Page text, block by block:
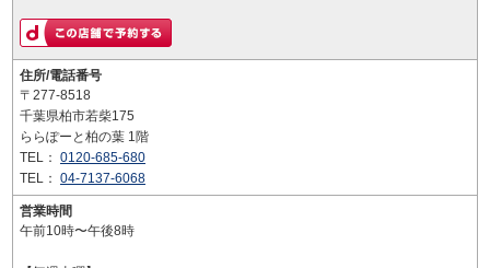
住所/電話番号
〒277-8518
千葉県柏市若柴175
ららぽーと柏の葉 1階
TEL： 0120-685-680
TEL： 04-7137-6068
営業時間
午前10時〜午後8時